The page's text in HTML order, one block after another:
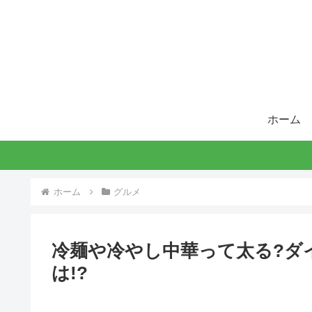
ホーム
ホーム グルメ
冷麺や冷やし中華って太る?
は!?